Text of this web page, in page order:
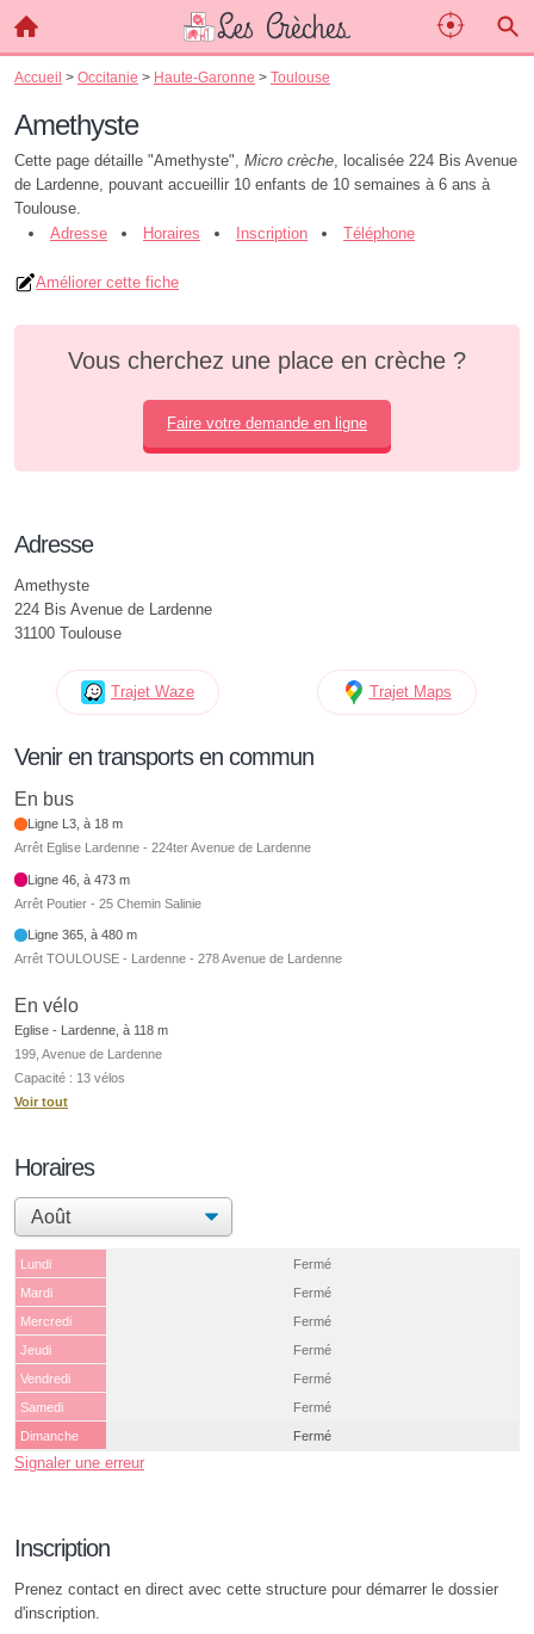
Accueil > Occitanie > Haute-Garonne > Toulouse
Amethyste
Cette page détaille "Amethyste", Micro crèche, localisée 224 Bis Avenue
de Lardenne, pouvant accueillir 10 enfants de 10 semaines à 6 ans à
Toulouse.
Adresse
Horaires Inscription Téléphone
Améliorer cette fiche
Vous cherchez une place en crèche ?
Faire votre demande en ligne
Adresse
Amethyste
224 Bis Avenue de Lardenne
31100 Toulouse
Trajet Waze Trajet Maps
Venir en transports en commun
En bus
Ligne L3, à 18 m
Arrêt Eglise Lardenne - 224ter Avenue de Lardenne
Ligne 46, à 473 m
Arrêt Poutier - 25 Chemin Salinie
Ligne 365, à 480 m
Arrêt TOULOUSE - Lardenne - 278 Avenue de Lardenne
En vélo
Eglise - Lardenne, à 118 m
199, Avenue de Lardenne
Capacité : 13 vélos
Voir tout
Horaires
Lundi
Fermé
Mardi
Fermé
Mercredi
Fermé
Jeudi
Fermé
Vendredi
Fermé
Samedi
Fermé
Dimanche
Fermé
Signaler une erreur
Inscription
Prenez contact en direct avec cette structure pour démarrer le dossier
d'inscription.